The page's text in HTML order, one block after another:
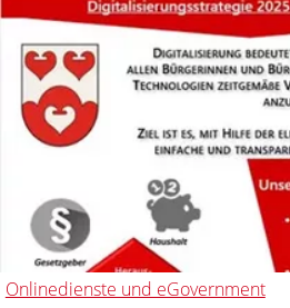
Onlinedienste und eGovernment